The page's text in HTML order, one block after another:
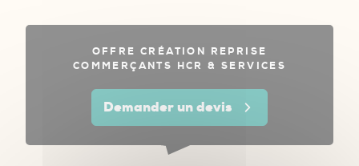
OFFRE CRÉATION REPRISE
COMMERÇANTS HCR & SERVICES
Demander un devis